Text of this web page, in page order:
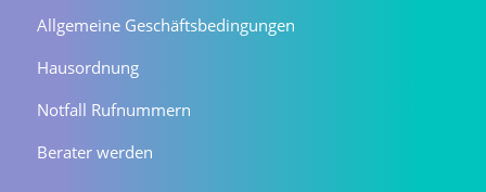
Allgemeine Geschäftsbedingungen
Hausordnung
Notfall Rufnummern
Berater werden